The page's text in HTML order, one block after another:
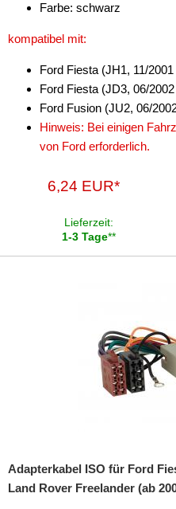
Farbe: schwarz
kompatibel mit:
Ford Fiesta (JH1, 11/
Ford Fiesta (JD3, 06/
Ford Fusion (JU2, 06/
Hinweis: Bei einigen
von Ford erforderlich.
6,24 EUR*
Lieferzeit:
1-3 Tage**
Adapterkabel ISO für Ford
Land Rover Freelander (ab